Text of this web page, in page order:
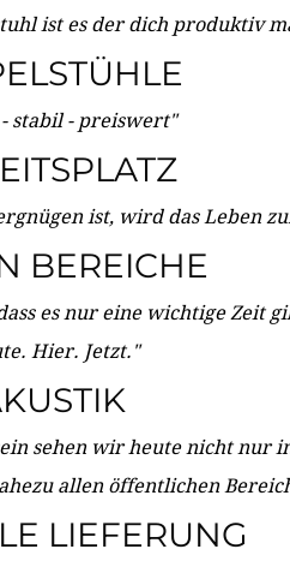
ist es der dich produktiv
- stabil - preiswert"
ist, wird das Leben
BEREICHE
es nur eine wichtige Zeit
Hier. Jetzt."
sehen wir heute nicht nur
allen öffentlichen
LIEFERUNG